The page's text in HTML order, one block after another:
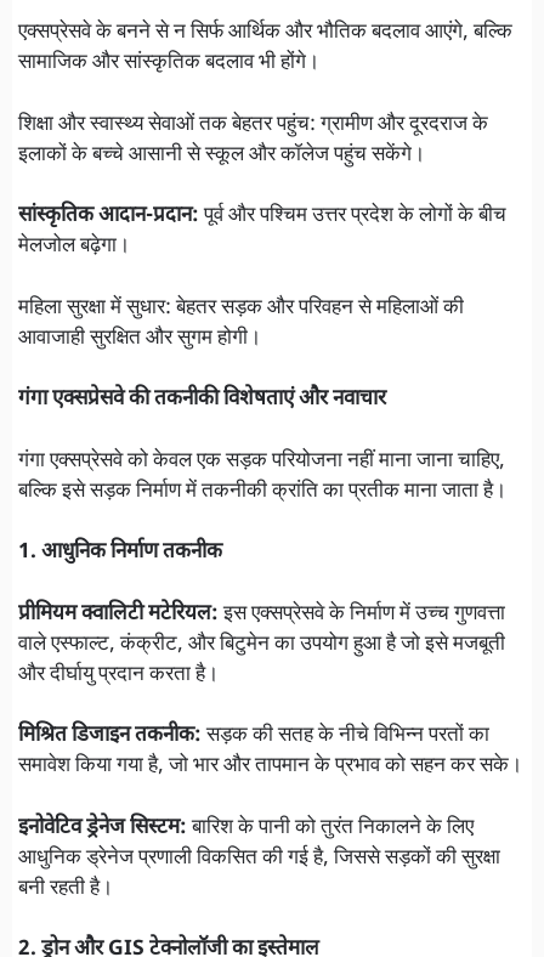
एक्सप्रेसवे के बनने से न सिर्फ आर्थिक और भौतिक बदलाव आएंगे, बल्कि
सामाजिक और सांस्कृतिक बदलाव भी होंगे।
शिक्षा और स्वास्थ्य सेवाओं तक बेहतर पहुंच: ग्रामीण और दूरदराज के
इलाकों के बच्चे आसानी से स्कूल और कॉलेज पहुंच सकेंगे।
सांस्कृतिक आदान-प्रदान:पूर्व और पश्चिम उत्तर प्रदेश के लोगों के बीच
मेलजोल बढ़ेगा।
महिला सुरक्षा में सुधार: बेहतर सड़क और परिवहन से महिलाओं की
आवाजाही सुरक्षित और सुगम होगी।
गंगा एक्सप्रेसवे की तकनीकी विशेषताएं और नवाचार
गंगा एक्सप्रेसवे को केवल एक सड़क परियोजना नहीं माना जाना चाहिए,
बल्कि इसे सड़क निर्माण में तकनीकी क्रांति का प्रतीक माना जाता है।
1. आधुनिक निर्माण तकनीक
प्रीमियम क्वालिटी मटेरियल:इस एक्सप्रेसवे के निर्माण में उच्च गुणवत्ता
वाले एस्फाल्ट, कंक्रीट, और बिटुमेन का उपयोग हुआ है जो इसे मजबूती
और दीर्घायु प्रदान करता है।
मिश्रित डिजाइन तकनीक:सड़क की सतह के नीचे विभिन्न परतों का
समावेश किया गया है, जो भार और तापमान के प्रभाव को सहन कर सके।
इनोवेटिव ड्रेनेज सिस्टम:बारिश के पानी को तुरंत निकालने के लिए
आधुनिक ड्रेनेज प्रणाली विकसित की गई है, जिससे सड़कों की सुरक्षा
बनी रहती है।
2. ड्रोन और GIS टेक्नोलॉजी का इस्तेमाल